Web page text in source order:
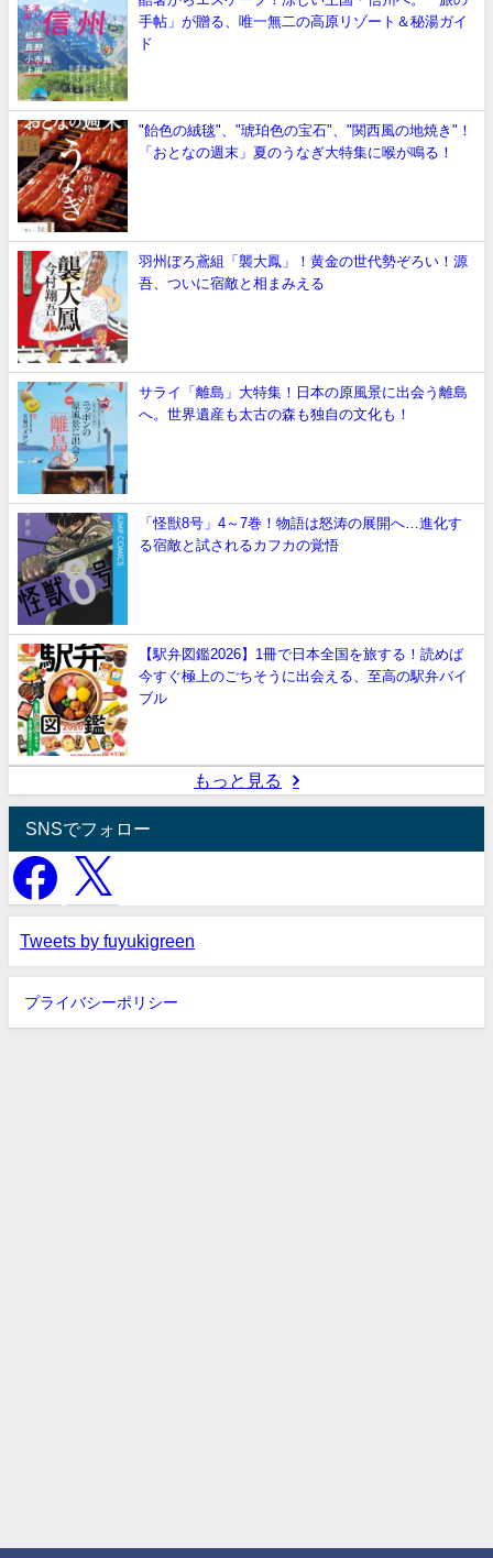
手帖」が贈る、唯一無二の高原リゾート＆秘湯ガイ
ド
"飴色の絨毯"、"琥珀色の宝石"、"関西風の地焼き"！
「おとなの週末」夏のうなぎ大特集に喉が鳴る！
羽州ぼろ鳶組「襲大鳳」！黄金の世代勢ぞろい！源
吾、ついに宿敵と相まみえる
サライ「離島」大特集！日本の原風景に出会う離島
へ。世界遺産も太古の森も独自の文化も！
「怪獣8号」4～7巻！物語は怒涛の展開へ…進化す
る宿敵と試されるカフカの覚悟
【駅弁図鑑2026】1冊で日本全国を旅する！読めば
今すぐ極上のごちそうに出会える、至高の駅弁バイ
ブル
もっと見る
SNSでフォロー
Tweets by fuyukigreen
プライバシーポリシー